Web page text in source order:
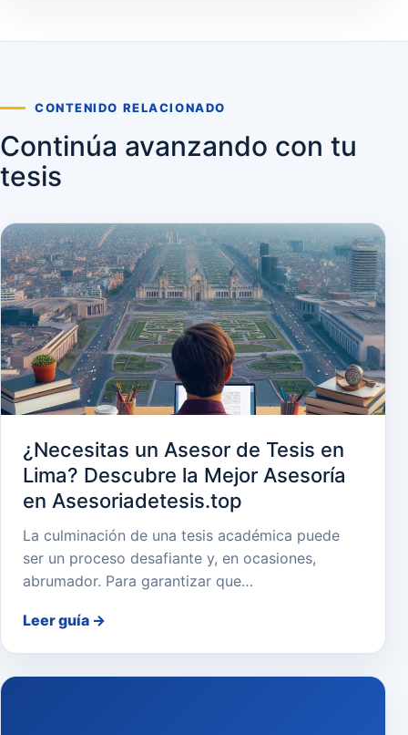
CONTENIDO RELACIONADO
Continúa avanzando con tu
tesis
¿Necesitas un Asesor de Tesis en
Lima? Descubre la Mejor Asesoría
en Asesoriadetesis.top
La culminación de una tesis académica puede
ser un proceso desafiante y, en ocasiones,
abrumador. Para garantizar que…
Leer guía →